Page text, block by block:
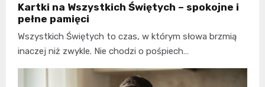
Kartki na Wszystkich Świętych – spokojne i
pełne pamięci
Wszystkich Świętych to czas, w którym słowa brzmią
inaczej niż zwykle. Nie chodzi o pośpiech…